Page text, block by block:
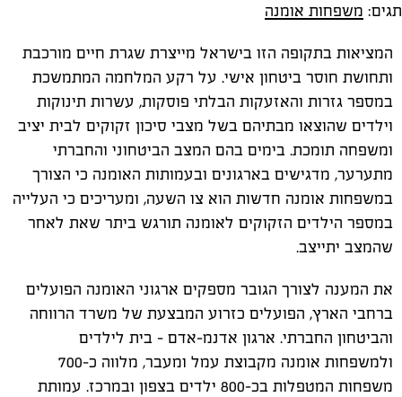
תגים: משפחות אומנה
המציאות בתקופה הזו בישראל מייצרת שגרת חיים מורכבת
ותחושת חוסר ביטחון אישי. על רקע המלחמה המתמשכת
במספר גזרות והאזעקות הבלתי פוסקות, עשרות תינוקות
וילדים שהוצאו מבתיהם בשל מצבי סיכון זקוקים לבית יציב
ומשפחה תומכת. בימים בהם המצב הביטחוני והחברתי
מתערער, מדגישים בארגונים ובעמותות האומנה כי הצורך
במשפחות אומנה חדשות הוא צו השעה, ומעריכים כי העלייה
במספר הילדים הזקוקים לאומנה תורגש ביתר שאת לאחר
שהמצב יתייצב.
את המענה לצורך הגובר מספקים ארגוני האומנה הפועלים
ברחבי הארץ, הפועלים כזרוע המבצעת של משרד הרווחה
והביטחון החברתי. ארגון אדנמ-אדם – בית לילדים
ולמשפחות אומנה מקבוצת עמל ומעבר, מלווה כ-700
משפחות המטפלות בכ-800
ילדים בצפון ובמרכז. עמותת